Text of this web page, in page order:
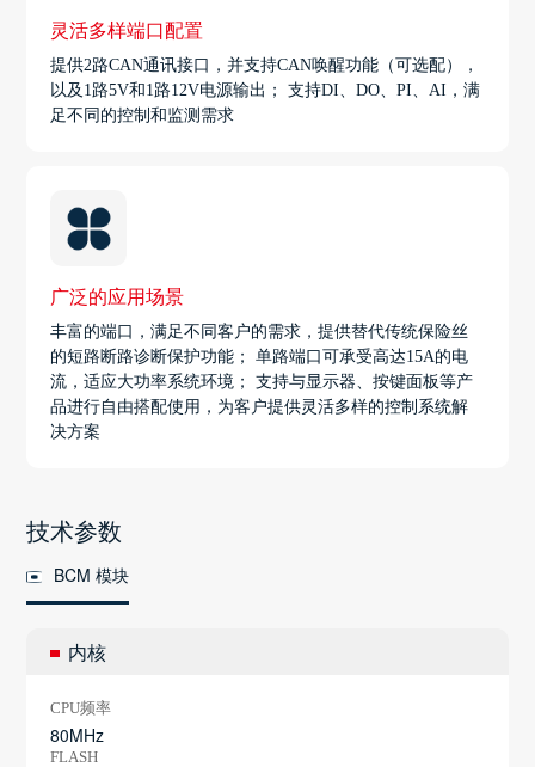
灵活多样端口配置
提供2路CAN通讯接口，并支持CAN唤醒功能（可选配），
以及1路5V和1路12V电源输出； 支持DI、DO、PI、AI，满
足不同的控制和监测需求
广泛的应用场景
丰富的端口，满足不同客户的需求，提供替代传统保险丝
的短路断路诊断保护功能； 单路端口可承受高达15A的电
流，适应大功率系统环境； 支持与显示器、按键面板等产
品进行自由搭配使用，为客户提供灵活多样的控制系统解
决方案
技术参数
BCM 模块
内核
CPU频率
80MHz
FLASH